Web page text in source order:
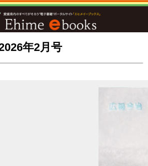
年2月号